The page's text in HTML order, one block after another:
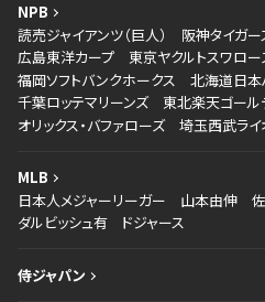
NPB
読売ジャイアンツ（巨人）
阪神タイガー
広島東洋カープ
東京ヤクルトスワロー
福岡ソフトバンクホークス
北海道日本
千葉ロッテマリーンズ
東北楽天ゴール
オリックス・バファローズ
埼玉西武ライ
MLB
日本人メジャーリーガー
山本由伸
ダルビッシュ有
ドジャース
侍ジャパン